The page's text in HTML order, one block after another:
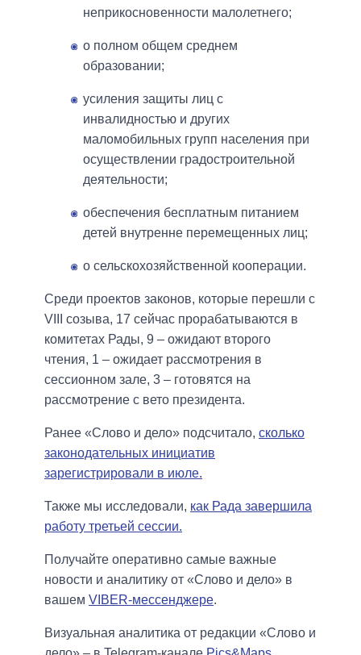
неприкосновенности малолетнего;
о полном общем среднем
образовании;
усиления защиты лиц с
инвалидностью и других
маломобильных групп населения при
осуществлении градостроительной
деятельности;
обеспечения бесплатным питанием
детей внутренне перемещенных лиц;
о сельскохозяйственной кооперации.
Среди проектов законов, которые перешли с
VIII созыва, 17 сейчас прорабатываются в
комитетах Рады, 9 – ожидают второго
чтения, 1 – ожидает рассмотрения в
сессионном зале, 3 – готовятся на
рассмотрение с вето президента.
Ранее «Слово и дело» подсчитало, сколько
законодательных инициатив
зарегистрировали в июле.
Также мы исследовали, как Рада завершила
работу третьей сессии.
Получайте оперативно самые важные
новости и аналитику от «Слово и дело» в
вашем VIBER-мессенджере.
Визуальная аналитика от редакции «Слово и